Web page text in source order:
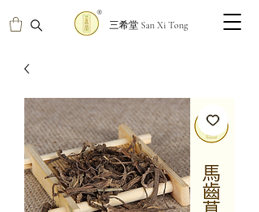
三希堂 San Xi Tong